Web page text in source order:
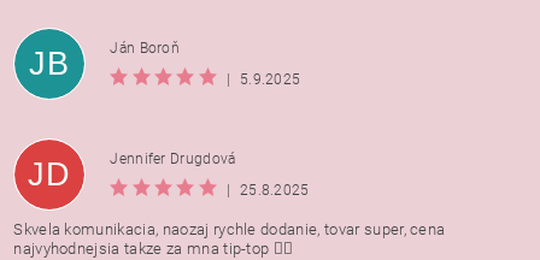
JB
Ján Boroň
5.9.2025
JD
Jennifer Drugdová
25.8.2025
Skvela komunikacia, naozaj rychle dodanie, tovar super, cena
najvyhodnejsia takze za mna tip-top 👍🏻